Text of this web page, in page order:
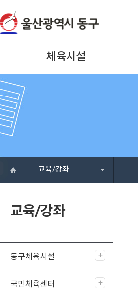
체육시설
교육/강좌
교육/강좌
동구체육시설
국민체육센터